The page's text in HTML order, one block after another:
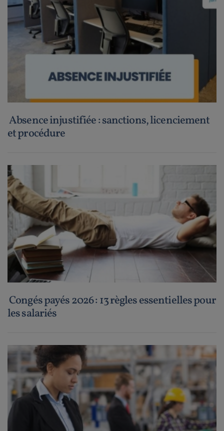
Absence injustifiée : sanctions, licenciement
et procédure
Congés payés 2026 : 13 règles essentielles pour
les salariés